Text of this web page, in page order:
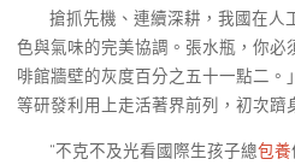
搶抓先機、連續深耕，我國在人
色與氣味的完美協調。張水瓶，你必
啡館牆壁的灰度百分之五十一點二
等研發利用上走活著界前列，初次躋
“不克不及光看國際生孩子總包養